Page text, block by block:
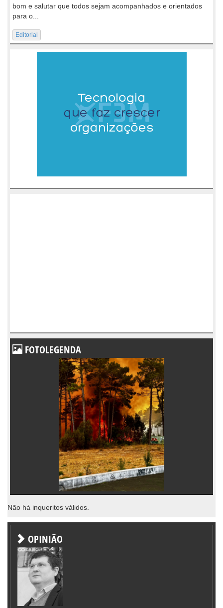
bom e salutar que todos sejam acompanhados e orientados
para o...
Editorial
FOTOLEGENDA
Não há inqueritos válidos.
OPINIÃO